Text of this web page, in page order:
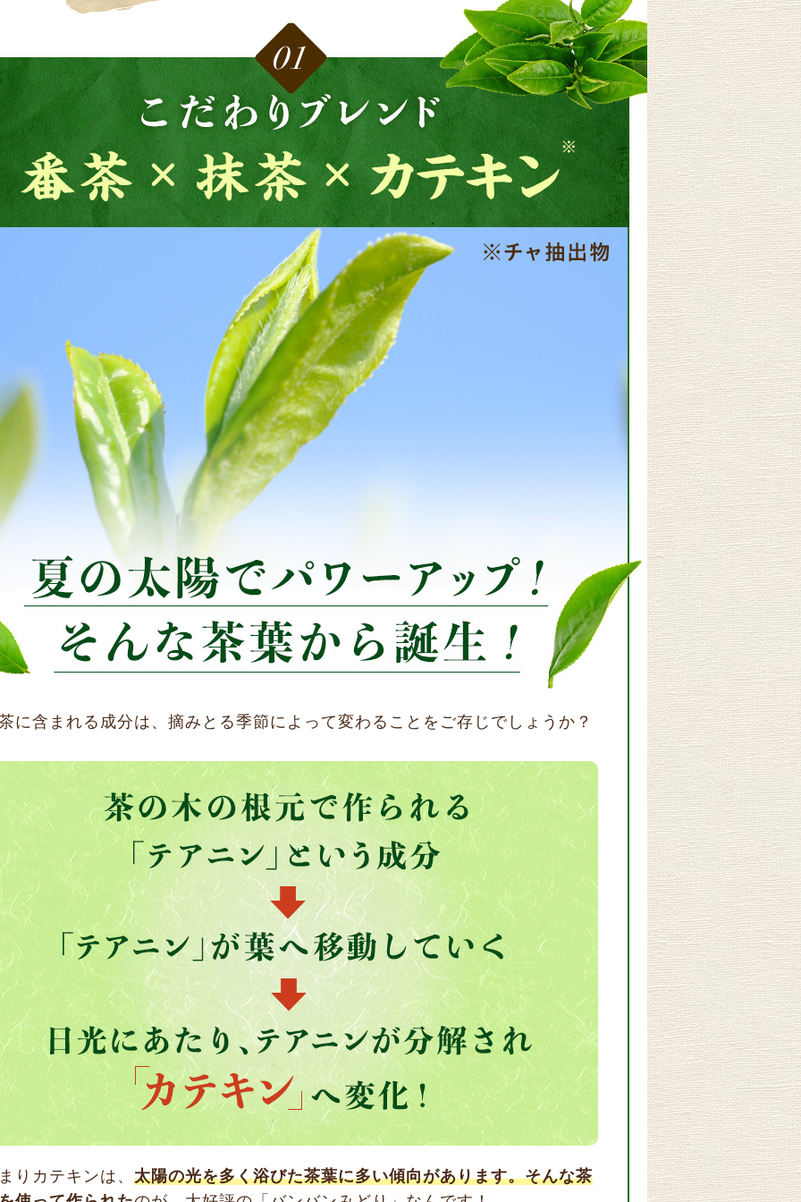
に含まれる成分は、摘みとる季節によって変わることをご存じでしょうか？
りカテキンは、 太陽の光を多く浴びた茶葉に多い傾向があります。そんな茶